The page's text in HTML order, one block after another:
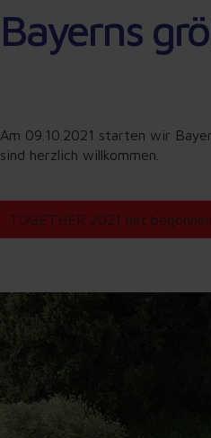
Bayerns
Am 09.10.2021 starten wir
sind herzlich willkommen.
TOGETHER 2021 hat